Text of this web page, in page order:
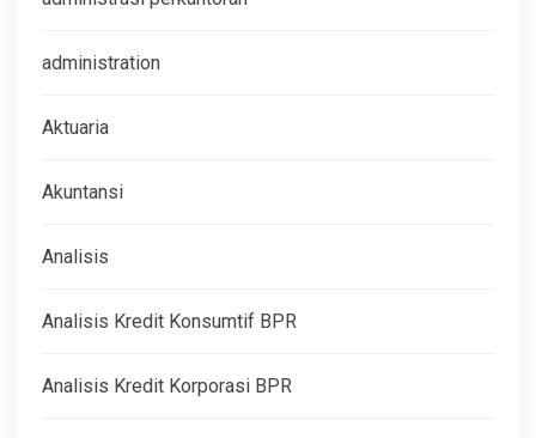
administration
Aktuaria
Akuntansi
Analisis
Analisis Kredit Konsumtif BPR
Analisis Kredit Korporasi BPR